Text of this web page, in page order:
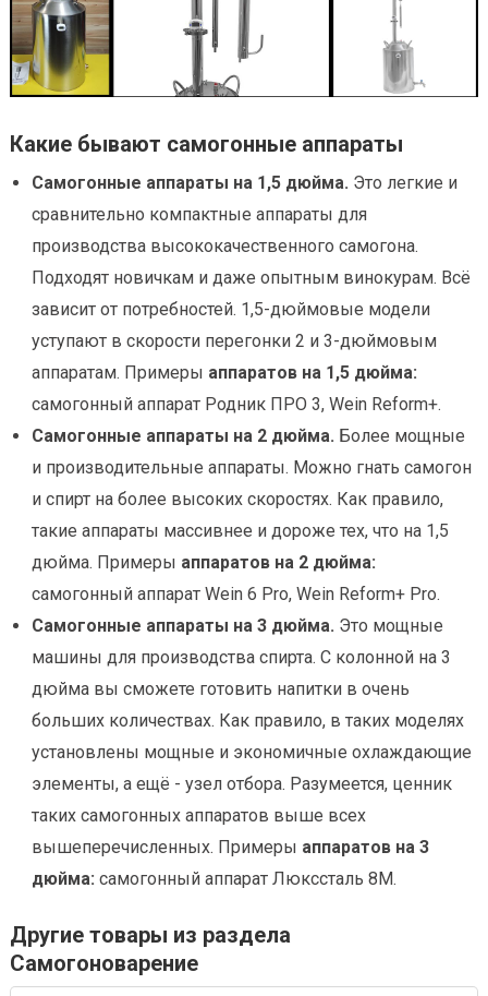
Какие бывают самогонные аппараты
Самогонные аппараты на 1,5 дюйма. Это легкие и
сравнительно компактные аппараты для
производства высококачественного самогона.
Подходят новичкам и даже опытным винокурам. Всё
зависит от потребностей. 1,5-дюймовые модели
уступают в скорости перегонки 2 и 3-дюймовым
аппаратам. Примеры аппаратов на 1,5 дюйма:
самогонный аппарат Родник ПРО 3, Wein Reform+.
Самогонные аппараты на 2 дюйма. Более мощные
и производительные аппараты. Можно гнать самогон
и спирт на более высоких скоростях. Как правило,
такие аппараты массивнее и дороже тех, что на 1,5
дюйма. Примеры аппаратов на 2 дюйма:
самогонный аппарат Wein 6 Pro, Wein Reform+ Pro.
Самогонные аппараты на 3 дюйма. Это мощные
машины для производства спирта. С колонной на 3
дюйма вы сможете готовить напитки в очень
больших количествах. Как правило, в таких моделях
установлены мощные и экономичные охлаждающие
элементы, а ещё - узел отбора. Разумеется, ценник
таких самогонных аппаратов выше всех
вышеперечисленных. Примеры аппаратов на 3
дюйма: самогонный аппарат Люкссталь 8М.
Другие товары из раздела
Самогоноварение